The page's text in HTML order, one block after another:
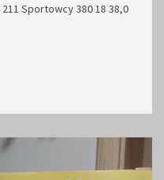
Sportowcy 380 18 38,0